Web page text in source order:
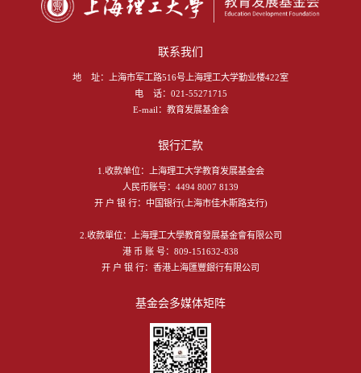
联系我们
地 址：
上海市军工路516号上海理工大学勤业楼422室
电 话： 021-55271715
E-mail： 教育发展基金会
银行汇款
1.收款单位：上海理工大学教育发展基金会
人民币账号：4494 8007 8139
开 户 银 行：中国银行(上海市佳木斯路支行)
2.收款單位：上海理工大學教育發展基金會有限公司
港 币 账 号：809-151632-838
开 户 银 行：香港上海匯豐銀行有限公司
基金会多媒体矩阵